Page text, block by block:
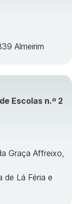
Almeirim
Escolas n.º 2
Graça Affreixo,
de Lá Féria e